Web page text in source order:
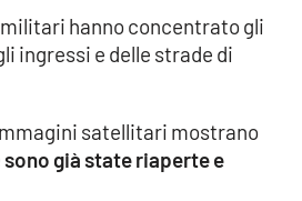
hanno concentrato gli
ingressi e delle strade di
satellitari mostrano
sono già state riaperte e